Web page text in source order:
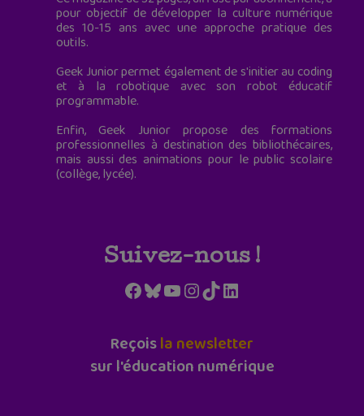
pour objectif de développer la culture numérique
des 10-15 ans avec une approche pratique des
outils.
Geek Junior permet également de s'initier au coding
et à la robotique avec son robot éducatif
programmable.
Enfin, Geek Junior propose des formations
professionnelles à destination des bibliothécaires,
mais aussi des animations pour le public scolaire
(collège, lycée).
Suivez-nous !
Facebook
Bluesky
YouTube
Instagram
TikTokLinkedIn
Reçoisla newsletter
sur l'éducation numérique